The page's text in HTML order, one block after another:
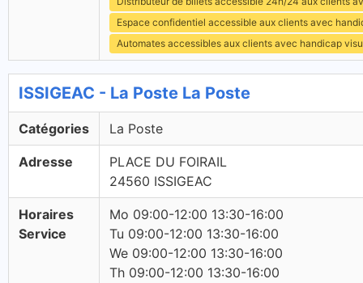
Espace confidentiel accessible aux clients avec
Automates accessibles aux clients avec handicap
ISSIGEAC - La Poste La Poste
Catégories La Poste
Adresse
PLACE DU FOIRAIL
24560 ISSIGEAC
Horaires
Service
Mo 09:00-12:00 13:30-16:00
Tu 09:00-12:00 13:30-16:00
We 09:00-12:00 13:30-16:00
Th 09:00-12:00 13:30-16:00